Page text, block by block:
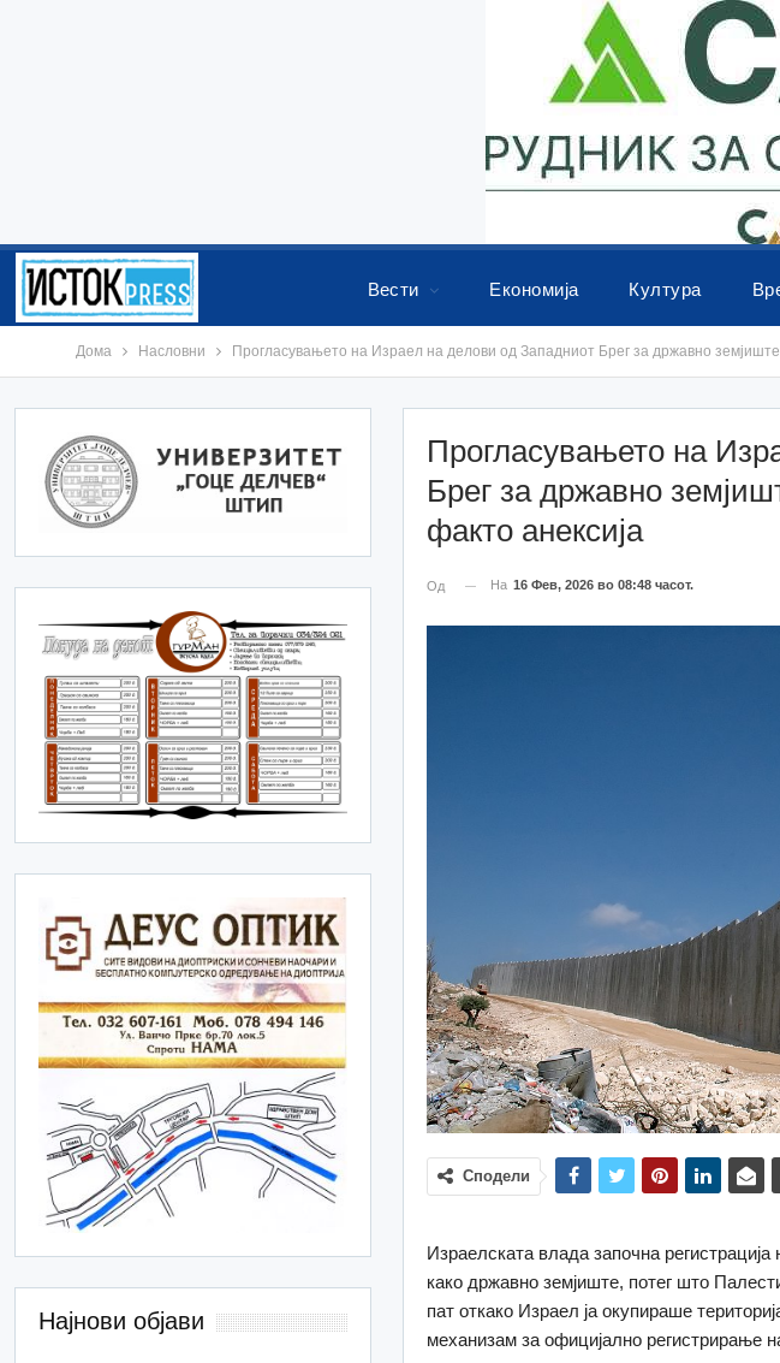
Вести Економија Култура
Дома Насловни Прогласувањето на Израел на делови од Западниот Брег за државно
Прогласувањето на
Брег за државно
факто анексија
Од На 16 Фев, 2026 во 08:48 часот.
Сподели
Израелската влада започна
како државно земјиште, потег што
пат откако Израел ја окупираше
механизам за официјално регистрирање
Најнови објави